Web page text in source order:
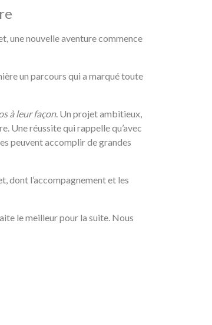
une nouvelle aventure commence
un parcours qui a marqué toute
à leur façon. Un projet ambitieux,
Une réussite qui rappelle qu’avec
peuvent accomplir de grandes
dont l’accompagnement et les
le meilleur pour la suite. Nous